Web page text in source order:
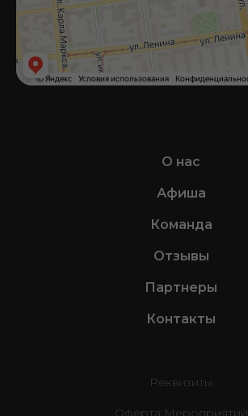
О нас
Афиша
Команда
Отзывы
Партнеры
Контакты
Реквизиты
Оферта Мероприятий